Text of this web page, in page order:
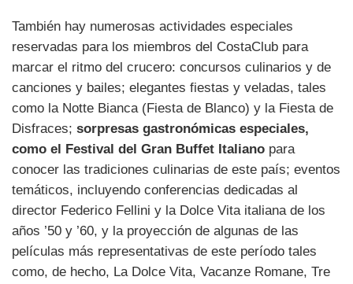
También hay numerosas actividades especiales
reservadas para los miembros del CostaClub para
marcar el ritmo del crucero: concursos culinarios y de
canciones y bailes; elegantes fiestas y veladas, tales
como la Notte Bianca (Fiesta de Blanco) y la Fiesta de
Disfraces; sorpresas gastronómicas especiales,
como el Festival del Gran Buffet Italiano para
conocer las tradiciones culinarias de este país; eventos
temáticos, incluyendo conferencias dedicadas al
director Federico Fellini y la Dolce Vita italiana de los
años ’50 y ’60, y la proyección de algunas de las
películas más representativas de este período tales
como, de hecho, La Dolce Vita, Vacanze Romane, Tre